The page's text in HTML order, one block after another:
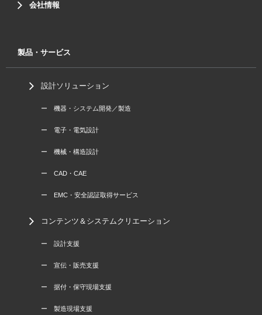
会社情報
製品・サービス
設計ソリューション
ー 機器・システム開発／製造
ー 電子・電気設計
ー 機械・構造設計
ー CAD・CAE
ー EMC・安全認証取得サービス
コンテンツ＆システムクリエーション
ー 設計支援
ー 宣伝・販売支援
ー 据付・保守現場支援
ー 製造現場支援